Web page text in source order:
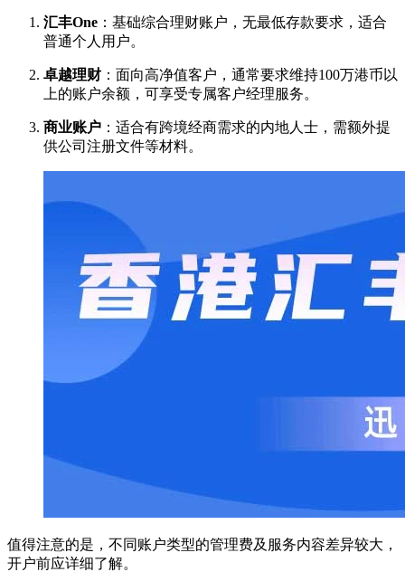
汇丰One ：基础综合理财账户，无最低存款要求，适合
普通个人用户。
卓越理财 ：面向高净值客户，通常要求维持100万港币以
上的账户余额，可享受专属客户经理服务。
商业账户 ：适合有跨境经商需求的内地人士，需额外提
供公司注册文件等材料。
值得注意的是，不同账户类型的管理费及服务内容差异较大，
开户前应详细了解。